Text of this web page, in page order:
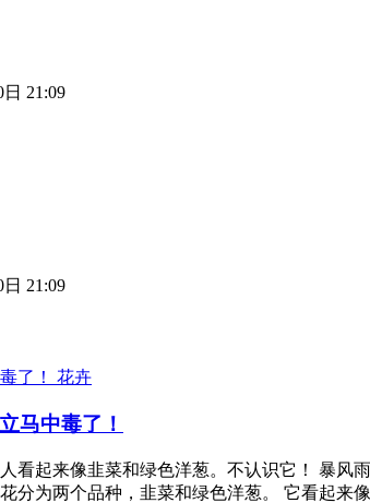
21:09
21:09
花卉
马中毒了！
看起来像韭菜和绿色洋葱。不认识它！ 暴
分为两个品种，韭菜和绿色洋葱。 它看起